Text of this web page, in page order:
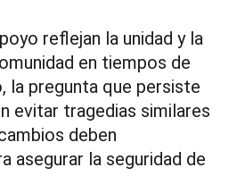
reflejan la unidad y la
en tiempos de
la pregunta que persiste
evitar tragedias similares
deben
asegurar la seguridad de